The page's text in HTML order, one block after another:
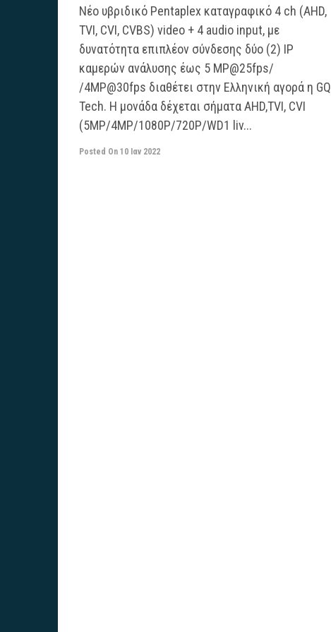
Νέο υβριδικό Pentaplex καταγραφικό 4 ch (AHD,
TVI, CVI, CVBS) video + 4 audio input, με
δυνατότητα επιπλέον σύνδεσης δύο (2) IP
καμερών ανάλυσης έως 5 MP@25fps/
/4MP@30fps διαθέτει στην Ελληνική αγορά η GQ
Tech. Η μονάδα δέχεται σήματα AHD,TVI, CVI
(5MP/4MP/1080P/720P/WD1 liv...
Posted On 10 Ιαν 2022